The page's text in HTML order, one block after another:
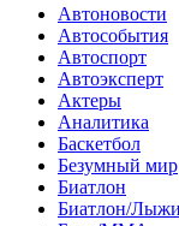
Автоновости
Автособытия
Автоспорт
Автоэксперт
Актеры
Аналитика
Баскетбол
Безумный мир
Биатлон
Биатлон/Лыжи